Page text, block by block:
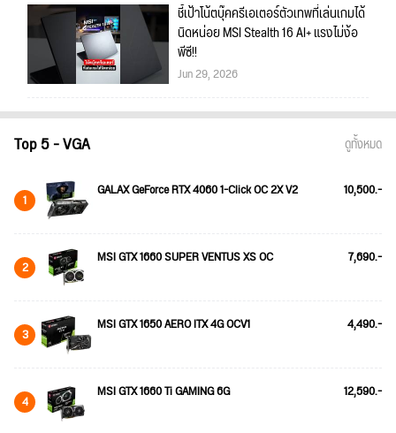
ชี้เป้าโน้ตบุ๊คครีเอเตอร์ตัวเทพที่เล่นเกมได้
นิดหน่อย MSI Stealth 16 AI+ แรงไม่ง้อ
พีซี!!
Jun 29, 2026
Top 5 - VGA ดูทั้งหมด
1 GALAX GeForce RTX 4060 1-Click OC 2X V2 10,500.-
2 MSI GTX 1660 SUPER VENTUS XS OC 7,690.-
3 MSI GTX 1650 AERO ITX 4G OCV1 4,490.-
4 MSI GTX 1660 Ti GAMING 6G 12,590.-